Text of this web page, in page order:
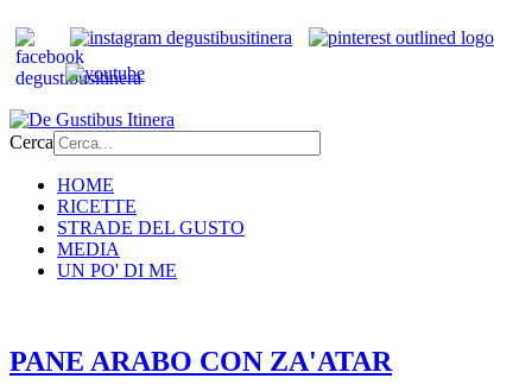
Cerca
HOME
RICETTE
STRADE DEL GUSTO
MEDIA
UN PO' DI ME
PANE ARABO CON ZA'ATAR